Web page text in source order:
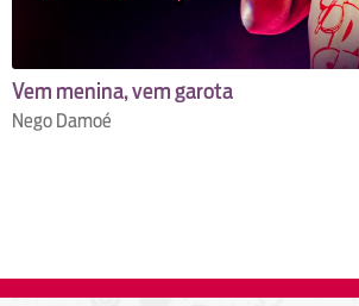
Vem menina, vem garota
Nego Damoé